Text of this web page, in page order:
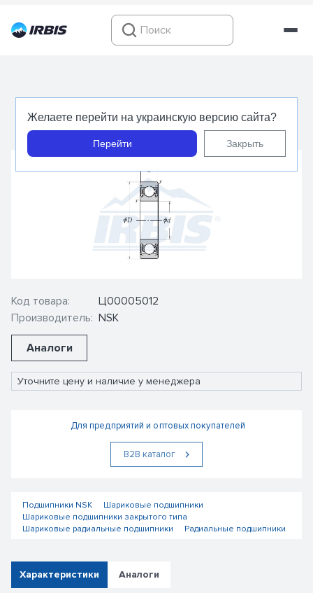
Желаете перейти на украинскую версию сайта?
Перейти Закрыть
6016 DDUCM - NSK - Подшипник шариковый
радиальный
Код товара:
Производитель:
Ц00005012
NSK
Аналоги
Уточните цену и наличие у менеджера
Для предприятий и оптовых покупателей
В2В каталог
Подшипники NSK
Шариковые подшипники
Шариковые подшипники закрытого типа
Шариковые радиальные подшипники
Радиальные подшипники
Характеристики Аналоги